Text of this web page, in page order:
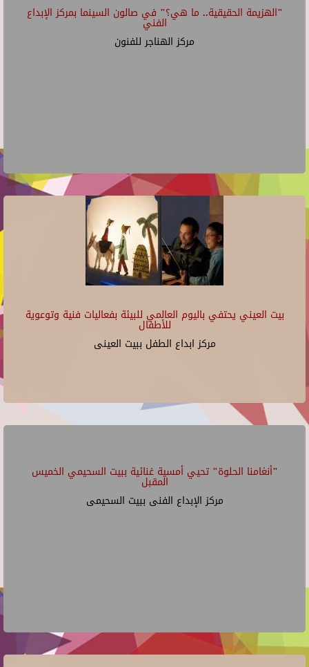
"الهزيمة الحقيقية.. ما هي؟" في صالون السينما بمركز الإبداع
الفني
مركز الهناجر للفنون
بيت العيني يحتفي باليوم العالمي للبيئة بفعاليات فنية وتوعوية
للأطفال
مركز ابداع الطفل ببيت العينى
"أنغامنا الحلوة" تحيي أمسية غنائية ببيت السحيمي الخميس
المقبل
مركز الإبداع الفنى ببيت السحيمى